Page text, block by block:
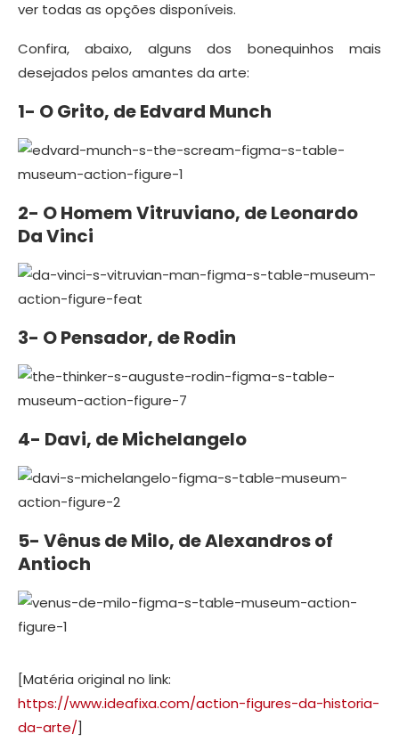
ver todas as opções disponíveis.
Confira, abaixo, alguns dos bonequinhos mais
desejados pelos amantes da arte:
1- O Grito, de Edvard Munch
2- O Homem Vitruviano, de Leonardo
Da Vinci
3- O Pensador, de Rodin
4- Davi, de Michelangelo
5- Vênus de Milo, de Alexandros of
Antioch
[Matéria original no link:
https://www.ideafixa.com/action-figures-da-historia-
da-arte/]